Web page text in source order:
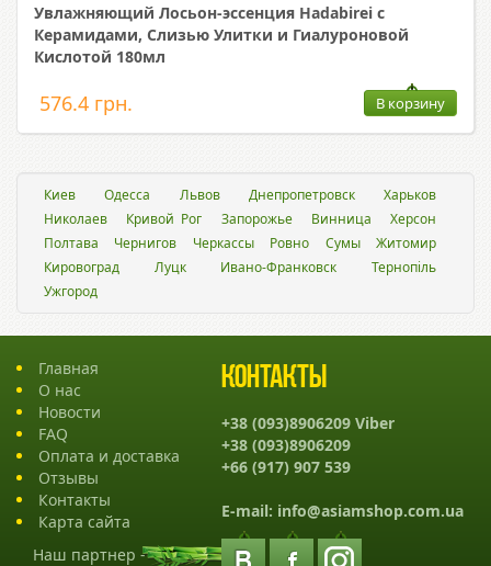
Увлажняющий Лосьон-эссенция Hadabirei с
Керамидами, Слизью Улитки и Гиалуроновой
Кислотой 180мл
576.4 грн. В корзину
Киев Одесса Львов Днепропетровск
Харьков
Николаев
Кривой Рог Запорожье Винница
Херсон
Полтава
Чернигов Черкассы Ровно Сумы
Житомир
Кировоград
Луцк Ивано-Франковск
Тернопіль
Ужгород
Главная
О нас
Новости
FAQ
Оплата и доставка
Отзывы
Контакты
Карта сайта
Наш партнер -
Контакты
+38 (093)8906209 Viber
+38 (093)8906209
+66 (917) 907 539
E-mail: info@asiamshop.com.ua